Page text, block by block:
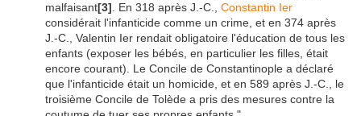
malfaisant[3] . En 318 après J.-C., Constantin Ier
considérait l'infanticide comme un crime, et en 374 après
J.-C., Valentin Ier rendait obligatoire l'éducation de tous les
enfants (exposer les bébés, en particulier les filles, était
encore courant). Le Concile de Constantinople a déclaré
que l'infanticide était un homicide, et en 589 après J.-C., le
troisième Concile de Tolède a pris des mesures contre la